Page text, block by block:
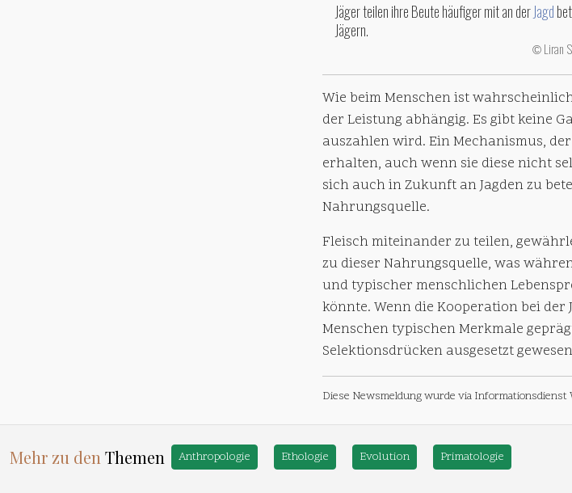
Jäger teilen ihre Beute häufiger mit an derJagd
Jägern.
©Liran
Wie beim Menschen ist
der Leistung abhängig. Es gibt keine
auszahlen wird. Ein Mechanismus,
erhalten, auch wenn sie diese nicht
sich auch in Zukunft an Jagden zu
Nahrungsquelle.
Fleisch miteinander zu teilen,
zu dieser Nahrungsquelle, was
und typischer menschlichen
könnte. Wenn die Kooperation bei
Menschen typischen Merkmale
Selektionsdrücken ausgesetzt
Diese Newsmeldung wurde via
Mehr zu den Themen Anthropologie Ethologie Evolution Primatologie